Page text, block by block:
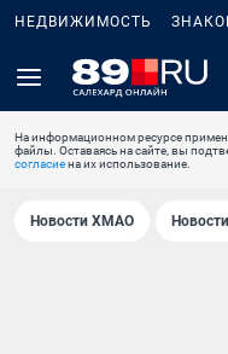
НЕДВИЖИМОСТЬ
На информационном ресурсе
файлы. Оставаясь на сайте, вы
согласиена их использование.
Новости ХМАО